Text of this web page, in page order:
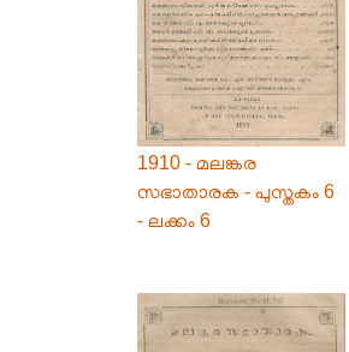
1910 - മലങ്കര
സഭാതാരക - പുസ്തകം 6
- ലക്കം 6